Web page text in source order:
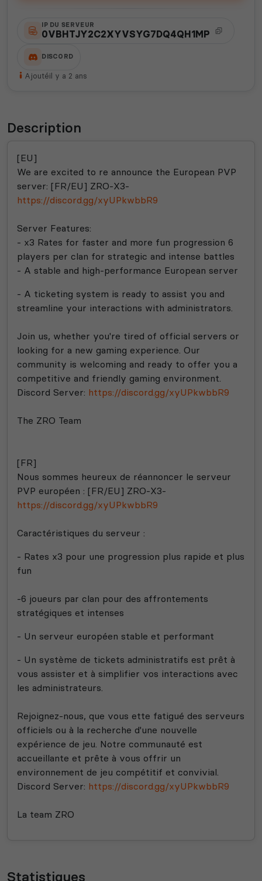
IP DU SERVEUR
0VBHTJY2C2XYVSYG7DQ4QH1MP
DISCORD
Ajoutéil y a 2 ans
Description
[EU]
We are excited to re announce the European PVP
server: [FR/EU] ZRO-X3-
https://discord.gg/xyUPkwbbR9
Server Features:
- x3 Rates for faster and more fun progression 6
players per clan for strategic and intense battles
- A stable and high-performance European server
- A ticketing system is ready to assist you and
streamline your interactions with administrators
Join us, whether you're tired of official servers or
looking for a new gaming experience . Our
community is welcoming and ready to offer you a
competitive and friendly gaming environment
Discord Server: https://discord.gg/xyUPkwbbR9
The ZRO Team
[FR]
Nous sommes heureux de réannoncer le serveur
PVP européen : [FR/EU] ZRO-X3-
https://discord.gg/xyUPkwbbR9
Caractéristiques du serveur :
- Rates x3 pour une progression plus rapide et plus
fun
-6 joueurs par clan pour des affrontements
stratégiques et intenses
- Un serveur européen stable et performant
- Un système de tickets administratifs est prêt à
vous assister et à simplifier vos interactions avec
les administrateurs
Rejoignez-nous, que vous ette fatigué des serveurs
officiels ou à la recherche d'une nouvelle
expérience de jeu . Notre communauté est
accueillante et prête à vous offrir un
environnement de jeu compétitif et convivial
Discord Server: https://discord.gg/xyUPkwbbR9
La team ZRO
Statistiques